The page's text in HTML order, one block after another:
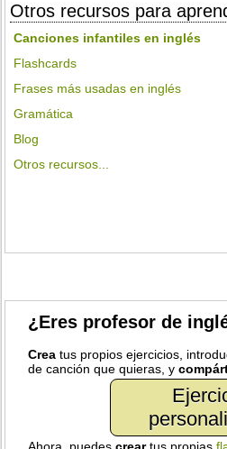
Otros recursos para
Canciones infantiles en inglés
Flashcards
Frases más usadas en inglés
Gramática
Blog
Otros recursos...
¿Eres profesor de
Crea tus propios ejercicios,
de canción que quieras, y